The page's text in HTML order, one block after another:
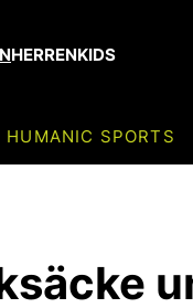
HERRENKIDS
HUMANIC SPORTS